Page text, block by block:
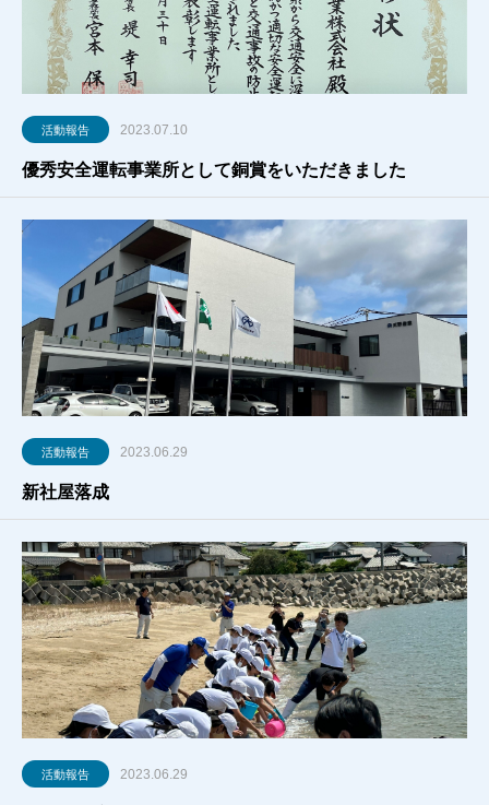
活動報告 2023.07.10
優秀安全運転事業所として銅賞をいただきました
活動報告 2023.06.29
新社屋落成
活動報告 2023.06.29